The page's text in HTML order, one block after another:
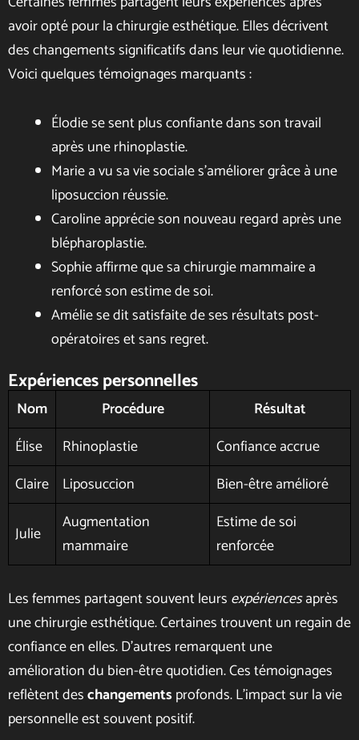
avoir opté pour la chirurgie esthétique. Elles décrivent
des changements significatifs dans leur vie quotidienne.
Voici quelques témoignages marquants :
Élodie se sent plus confiante dans son travail
après une rhinoplastie.
Marie a vu sa vie sociale s’améliorer grâce à une
liposuccion réussie.
Caroline apprécie son nouveau regard après une
blépharoplastie.
Sophie affirme que sa chirurgie mammaire a
renforcé son estime de soi.
Amélie se dit satisfaite de ses résultats post-
opératoires et sans regret.
Expériences personnelles
Nom Procédure
Résultat
Élise
Rhinoplastie
Confiance accrue
Claire Liposuccion Bien-être amélioré
Julie
Augmentation
mammaire
Estime de soi
renforcée
Les femmes partagent souvent leurs expériencesaprès
une chirurgie esthétique. Certaines trouvent un regain de
confiance en elles. D’autres remarquent une
amélioration du bien-être quotidien. Ces témoignages
reflètent deschangementsprofonds. L’impact sur la vie
personnelle est souvent positif.